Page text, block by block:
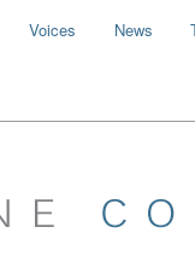
Voices News